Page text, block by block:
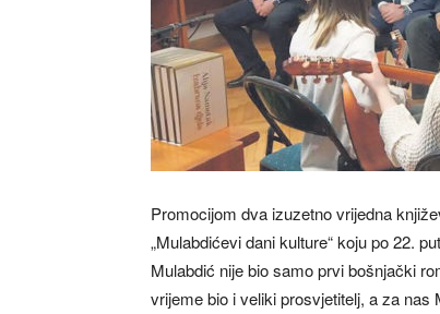
Promocijom dva izuzetno vrijedna
„Mulabdićevi dani kulture“ koju po 22.
Mulabdić nije bio samo prvi bošnjački
vrijeme bio i veliki prosvjetitelj, a za